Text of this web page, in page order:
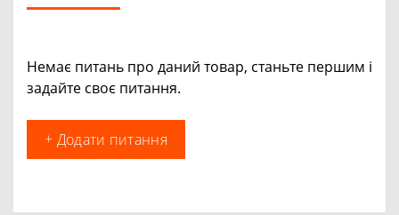
Немає питань про даний товар, станьте першим і
задайте своє питання.
+ Додати питання